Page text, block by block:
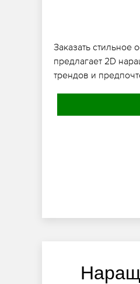
Заказать стильное
предлагает 2D
трендов и